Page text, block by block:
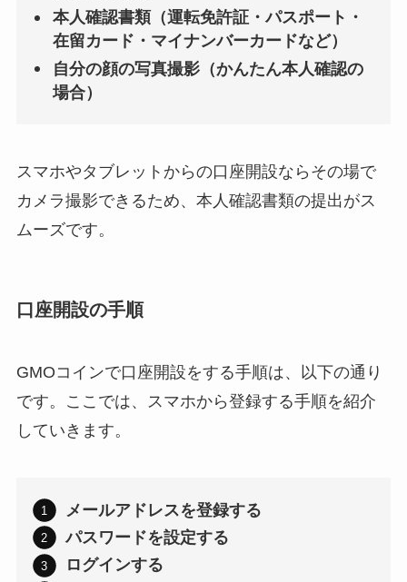
本人確認書類（運転免許証・パスポート・
在留カード・マイナンバーカードなど）
自分の顔の写真撮影（かんたん本人確認の
場合）
スマホやタブレットからの口座開設ならその場で
カメラ撮影できるため、本人確認書類の提出がス
ムーズです。
口座開設の手順
GMOコインで口座開設をする手順は、以下の通り
です。ここでは、スマホから登録する手順を紹介
していきます。
メールアドレスを登録する
パスワードを設定する
ログインする